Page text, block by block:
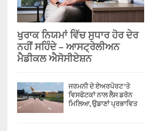
ਖੁਰਾਕ ਨਿਯਮਾਂ ਵਿੱਚ ਸੁਧਾਰ ਹੋਰ ਦੇਰ
ਨਹੀਂ ਸਹਿੰਦੇ – ਆਸਟ੍ਰੇਲੀਅਨ
ਮੈਡੀਕਲ ਐਸੋਸੀਏਸ਼ਨ
ਜਰਮਨੀ ਦੇ ਏਅਰਪੋਰਟ ‘ਤੇ
ਵਿਸਫੋਟਕਾਂ ਨਾਲ ਲੈਸ ਡਰੋਨ
ਮਿਲਿਆ, ਉਡਾਣਾਂ ਪ੍ਰਭਾਵਿਤ